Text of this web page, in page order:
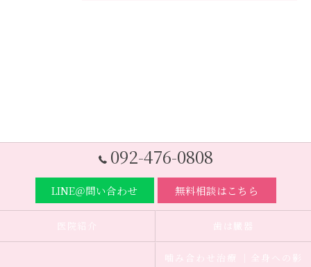
092-476-0808
LINE＠問い合わせ 無料相談はこちら
医院紹介 歯は臓器
噛み合わせ治療 ｜全身への影